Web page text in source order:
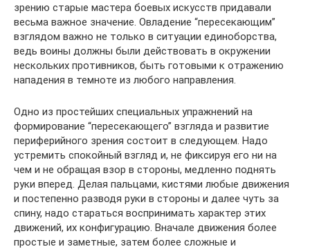
зрению старые мастера боевых искусств придавали
весьма важное значение. Овладение “пересекающим”
взглядом важно не только в ситуации единоборства,
ведь воины должны были действовать в окружении
нескольких противников, быть готовыми к отражению
нападения в темноте из любого направления.
Одно из простейших специальных упражнений на
формирование “пересекающего” взгляда и развитие
периферийного зрения состоит в следующем. Надо
устремить спокойный взгляд и, не фиксируя его ни на
чем и не обращая взор в стороны, медленно поднять
руки вперед. Делая пальцами, кистями любые движения
и постепенно разводя руки в стороны и далее чуть за
спину, надо стараться воспринимать характер этих
движений, их конфигурацию. Вначале движения более
простые и заметные, затем более сложные и